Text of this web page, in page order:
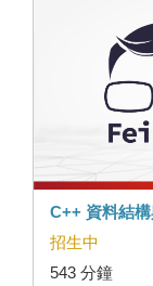
C++ 資料結
招生中
543 分鐘